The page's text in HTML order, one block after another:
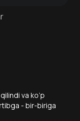
va ko‘p
- bir-biriga